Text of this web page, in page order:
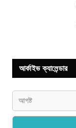
আর্কাইভ ক্যালেন্ডার